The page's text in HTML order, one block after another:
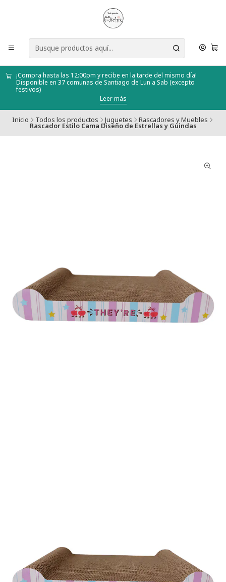
¡Compra hasta las 12:00pm y recibe en la tarde del mismo día!
Disponible en 37 comunas de Santiago de Lun a Sab (excepto
festivos)
Leer más
Inicio Todos los productos Juguetes Rascadores y Muebles
Rascador Estilo Cama Diseño de Estrellas y Guindas